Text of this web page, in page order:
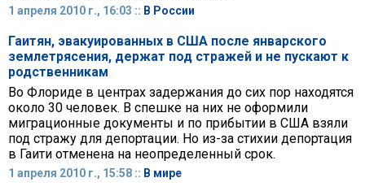
1 апреля 2010 г., 16:03 :: В России
Гаитян, эвакуированных в США после январского
землетрясения, держат под стражей и не пускают к
родственникам
Во Флориде в центрах задержания до сих пор находятся
около 30 человек. В спешке на них не оформили
миграционные документы и по прибытии в США взяли
под стражу для депортации. Но из-за стихии депортация
в Гаити отменена на неопределенный срок.
1 апреля 2010 г., 15:58 :: В мире